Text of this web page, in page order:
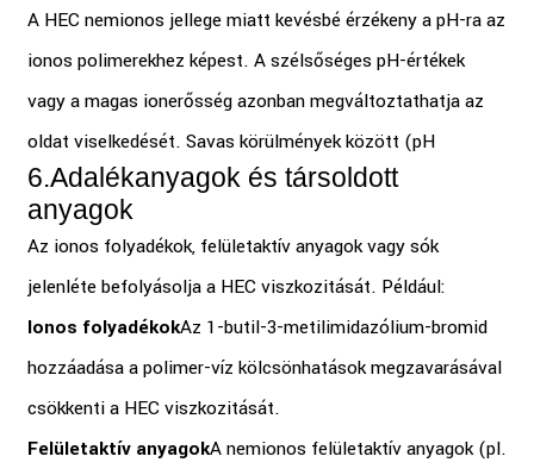
A HEC nemionos jellege miatt kevésbé érzékeny a pH-ra az
ionos polimerekhez képest. A szélsőséges pH-értékek
vagy a magas ionerősség azonban megváltoztathatja az
oldat viselkedését. Savas körülmények között (pH
6.Adalékanyagok és társoldott
anyagok
Az ionos folyadékok, felületaktív anyagok vagy sók
jelenléte befolyásolja a HEC viszkozitását. Például:
Ionos folyadékokAz 1-butil-3-metilimidazólium-bromid
hozzáadása a polimer-víz kölcsönhatások megzavarásával
csökkenti a HEC viszkozitását.
Felületaktív anyagokA nemionos felületaktív anyagok (pl.